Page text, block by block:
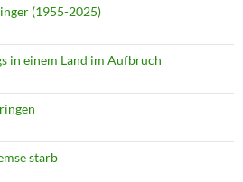
(1955-2025)
in einem Land im Aufbruch
starb